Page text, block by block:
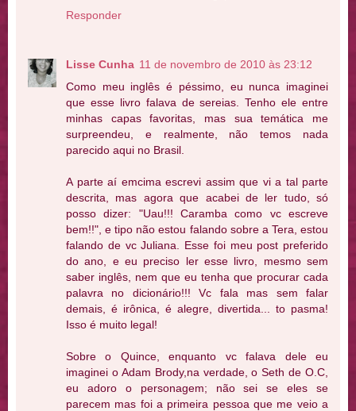
Responder
Lisse Cunha 11 de novembro de 2010 às 23:12
Como meu inglês é péssimo, eu nunca imaginei
que esse livro falava de sereias. Tenho ele entre
minhas capas favoritas, mas sua temática me
surpreendeu, e realmente, não temos nada
parecido aqui no Brasil.
A parte aí emcima escrevi assim que vi a tal parte
descrita, mas agora que acabei de ler tudo, só
posso dizer: "Uau!!! Caramba como vc escreve
bem!!", e tipo não estou falando sobre a Tera, estou
falando de vc Juliana. Esse foi meu post preferido
do ano, e eu preciso ler esse livro, mesmo sem
saber inglês, nem que eu tenha que procurar cada
palavra no dicionário!!! Vc fala mas sem falar
demais, é irônica, é alegre, divertida... to pasma!
Isso é muito legal!
Sobre o Quince, enquanto vc falava dele eu
imaginei o Adam Brody,na verdade, o Seth de O.C,
eu adoro o personagem; não sei se eles se
parecem mas foi a primeira pessoa que me veio a